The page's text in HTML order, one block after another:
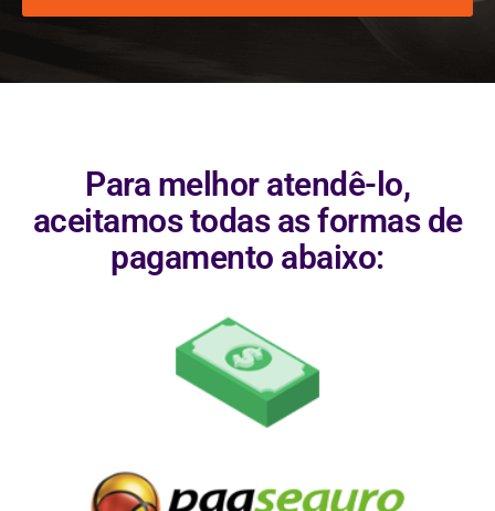
Para melhor atendê-lo,
aceitamos todas as formas de
pagamento abaixo: